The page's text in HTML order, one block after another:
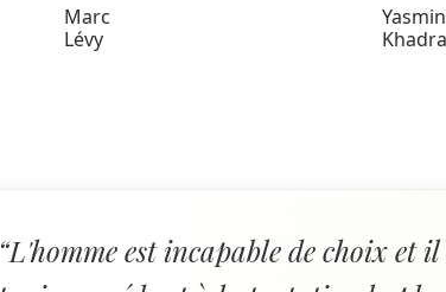
Marc
Lévy
Khadra
“L'homme est incapable de choix et